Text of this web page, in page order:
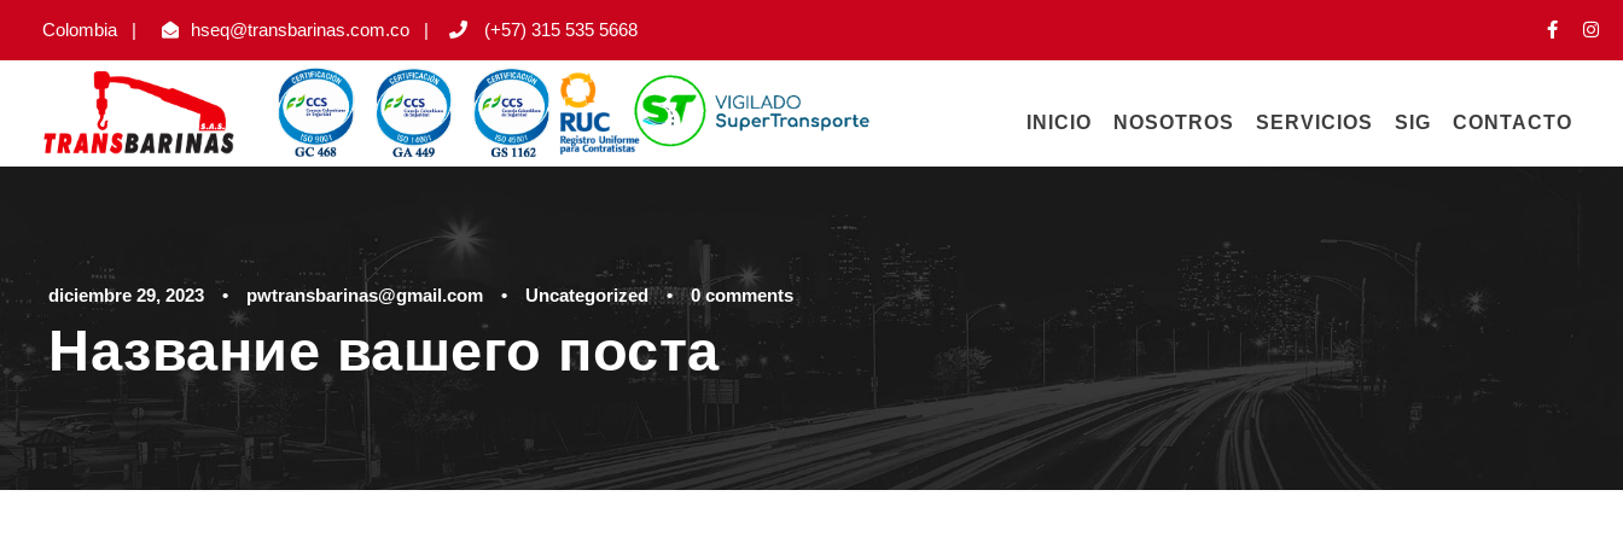
Colombia | hseq@transbarinas.com.co | (+57) 315 535 5668
INICIO NOSOTROS SERVICIOS SIG CONTACTO
diciembre 29, 2023 • pwtransbarinas@gmail.com • Uncategorized • 0 comments
Название вашего поста